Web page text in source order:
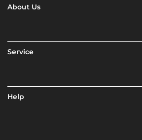
About Us
Service
Help